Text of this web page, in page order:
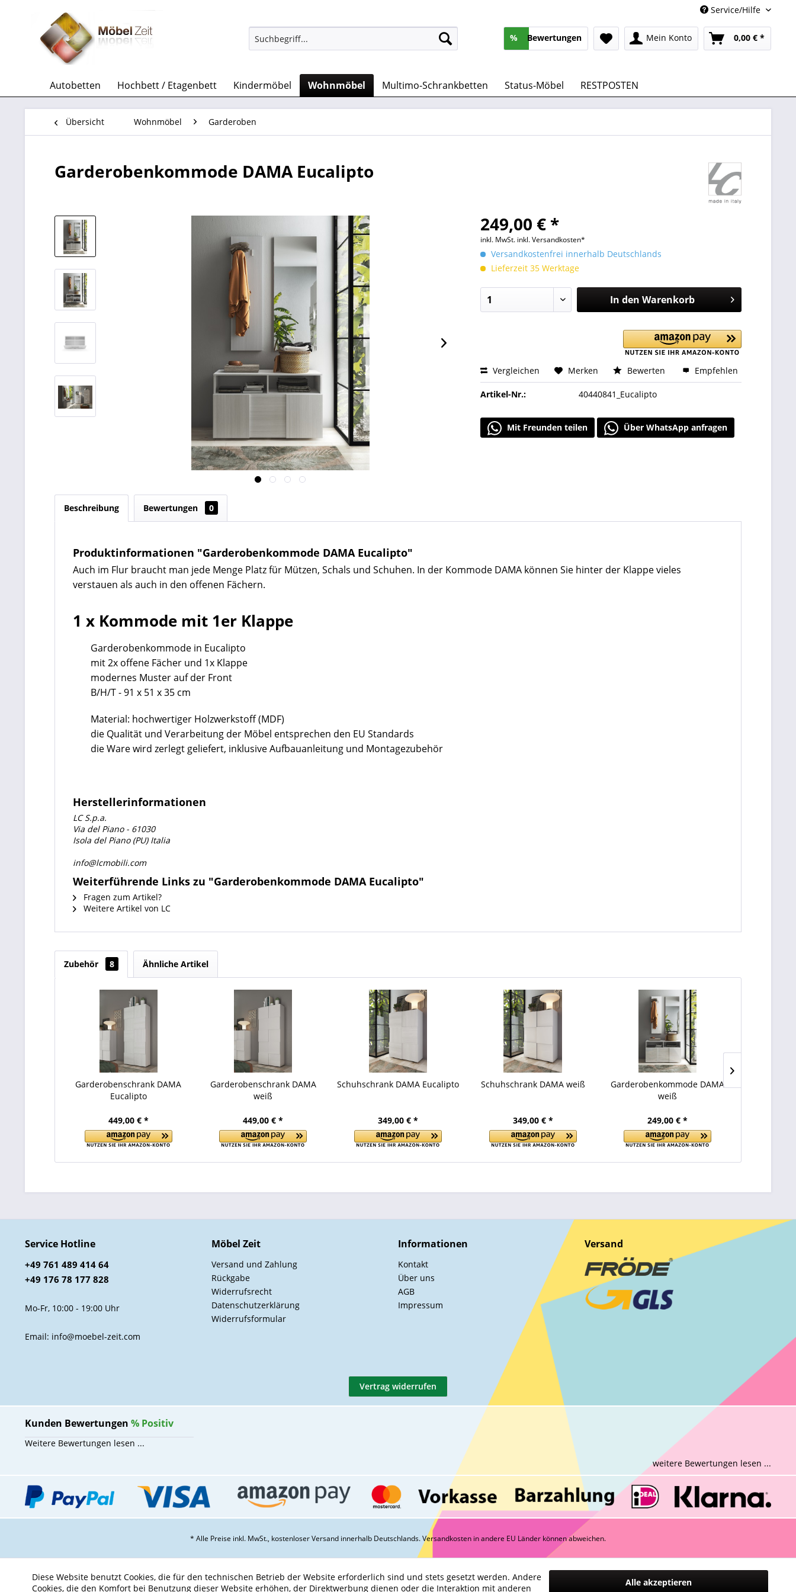
Service/Hilfe
% Bewertungen Mein Konto 0,00 € *
Autobetten Hochbett / Etagenbett Kindermöbel Wohnmöbel Multimo-Schrankbetten Status-Möbel RESTPOSTEN
Übersicht Wohnmöbel Garderoben
Garderobenkommode DAMA Eucalipto
249,00 € *
inkl. MwSt. inkl. Versandkosten*
Versandkostenfrei innerhalb Deutschlands
Lieferzeit 35 Werktage
In den Warenkorb
Vergleichen Merken Bewerten Empfehlen
Artikel-Nr.: 40440841_Eucalipto
Mit Freunden teilen Über WhatsApp anfragen
Beschreibung Bewertungen 0
Produktinformationen "Garderobenkommode DAMA Eucalipto"
Auch im Flur braucht man jede Menge Platz für Mützen, Schals und Schuhen. In der Kommode DAMA können Sie hinter der Klappe vieles
verstauen als auch in den offenen Fächern.
1 x Kommode mit 1er Klappe
Garderobenkommode in Eucalipto
mit 2x offene Fächer und 1x Klappe
modernes Muster auf der Front
B/H/T - 91 x 51 x 35 cm
Material: hochwertiger Holzwerkstoff (MDF)
die Qualität und Verarbeitung der Möbel entsprechen den EU Standards
die Ware wird zerlegt geliefert, inklusive Aufbauanleitung und Montagezubehör
Herstellerinformationen
LC S.p.a.
Via del Piano - 61030
Isola del Piano (PU) Italia
info@lcmobili.com
Weiterführende Links zu "Garderobenkommode DAMA Eucalipto"
Fragen zum Artikel?
Weitere Artikel von LC
Zubehör 8 Ähnliche Artikel
Garderobenschrank DAMA
Eucalipto
449,00 € *
Garderobenschrank DAMA
weiß
449,00 € *
Schuhschrank DAMA Eucalipto
349,00 € *
Schuhschrank DAMA weiß
349,00 € *
Garderobenkommode DAMA
weiß
249,00 € *
Service Hotline
+49 761 489 414 64
+49 176 78 177 828
Mo-Fr, 10:00 - 19:00 Uhr
Email: info@moebel-zeit.com
Möbel Zeit
Versand und Zahlung
Rückgabe
Widerrufsrecht
Datenschutzerklärung
Widerrufsformular
Informationen
Kontakt
Über uns
AGB
Impressum
Versand
Vertrag widerrufen
Kunden Bewertungen % Positiv
Weitere Bewertungen lesen ...
weitere Bewertungen lesen ...
* Alle Preise inkl. MwSt., kostenloser Versand innerhalb Deutschlands.Versandkosten in andere EU Länder können abweichen.
Diese Website benutzt Cookies, die für den technischen Betrieb der Website erforderlich sind und stets gesetzt werden. Andere
Cookies, die den Komfort bei Benutzung dieser Website erhöhen, der Direktwerbung dienen oder die Interaktion mit anderen
Alle akzeptieren